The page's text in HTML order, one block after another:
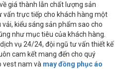
giá thành lẫn chất lượng sản
trực tiếp cho khách hàng một
kiểu sáng sản phẩm sao cho
như mục tiêu của khách hàng.
vụ 24/24, đội ngũ tư vấn thiết kế
cam kết mang đến cho quý
vest nam và may đồng phục áo